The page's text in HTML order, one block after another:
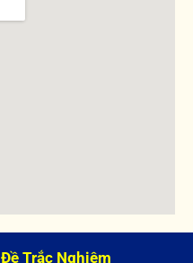
Đề Trắc Nghiệm